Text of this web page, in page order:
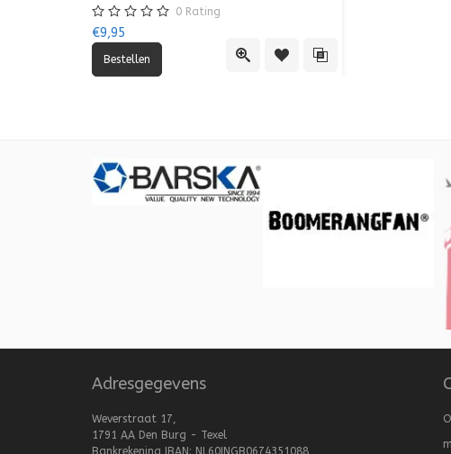
Quick ViewToevoegen aan verlanglijst
Toevoegen aan
0 Rating
€9,95
Adresgegevens
Weverstraat 17,
1791 AA Den Burg - Texel
Bankrekening IBAN: NL60INGB0674351088